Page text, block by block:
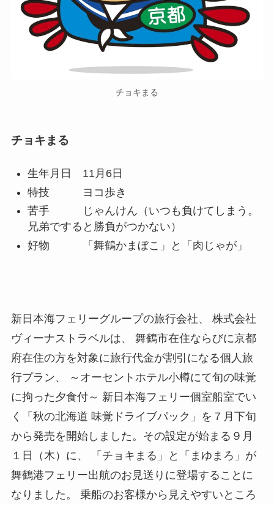
チョキまる
チョキまる
生年月日 11月6日
特技 ヨコ歩き
苦手 じゃんけん（いつも負けてしまう。
兄弟ですると勝負がつかない）
好物 「舞鶴かまぼこ」と「肉じゃが」
新日本海フェリーグループの旅行会社、 株式会社
ヴィーナストラベルは、 舞鶴市在住ならびに京都
府在住の方を対象に旅行代金が割引になる個人旅
行プラン、 ～オーセントホテル小樽にて旬の味覚
に拘った夕食付～ 新日本海フェリー個室船室でい
く「秋の北海道 味覚ドライブパック」を７月下旬
から発売を開始しました。その設定が始まる９月
１日（木）に、 「チョキまる」と「まゆまろ」が
舞鶴港フェリー出航のお見送りに登場することに
なりました。 乗船のお客様から見えやすいところ